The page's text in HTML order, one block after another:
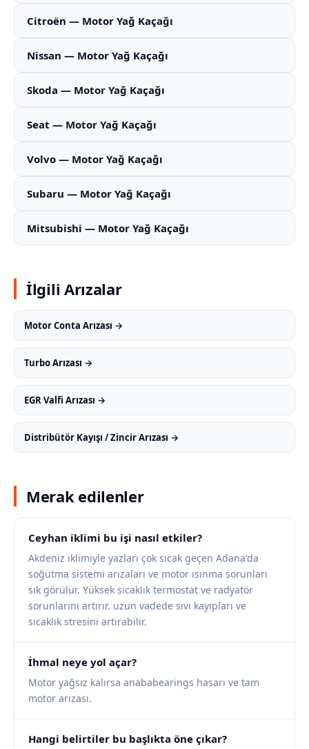
Citroën — Motor Yağ Kaçağı
Nissan — Motor Yağ Kaçağı
Skoda — Motor Yağ Kaçağı
Seat — Motor Yağ Kaçağı
Volvo — Motor Yağ Kaçağı
Subaru — Motor Yağ Kaçağı
Mitsubishi — Motor Yağ Kaçağı
İlgili Arızalar
Motor Conta Arızası →
Turbo Arızası →
EGR Valfi Arızası →
Distribütör Kayışı / Zincir Arızası →
Merak edilenler
Ceyhan iklimi bu işi nasıl etkiler?
Akdeniz iklimiyle yazları çok sıcak geçen Adana'da
soğutma sistemi arızaları ve motor ısınma sorunları
sık görülür. Yüksek sıcaklık termostat ve radyatör
sorunlarını artırır. uzun vadede sıvı kayıpları ve
sıcaklık stresini artırabilir.
İhmal neye yol açar?
Motor yağsız kalırsa anababearings hasarı ve tam
motor arızası.
Hangi belirtiler bu başlıkta öne çıkar?